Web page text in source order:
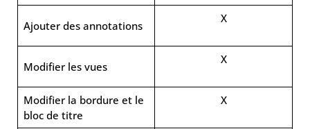
Ajouter des annotations
X
Modifier les vues
X
Modifier la bordure et le
bloc de titre
X